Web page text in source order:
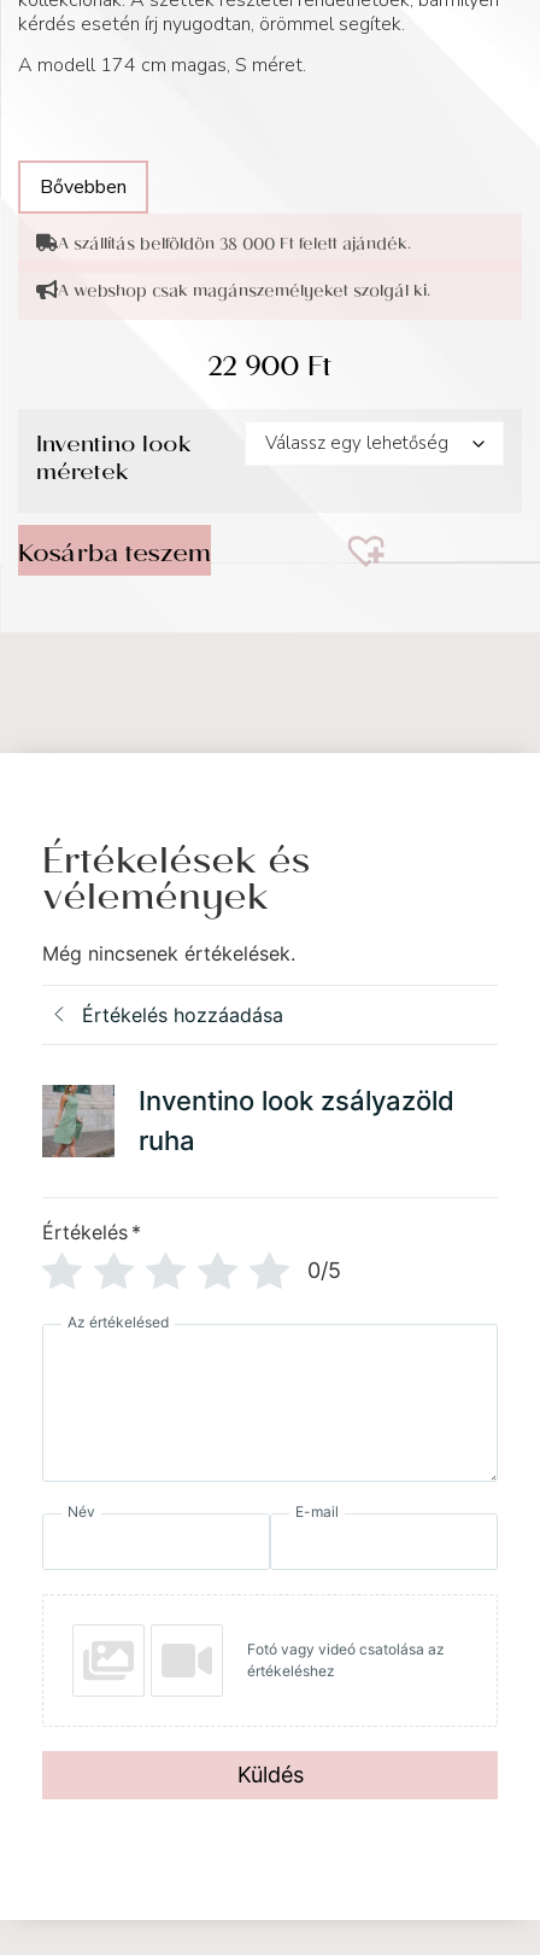
kérdés esetén írj nyugodtan, örömmel segítek.
A modell 174 cm magas, S méret.
Bővebben
A szállítás belföldön 38 000 Ft felett ajándék.
A webshop csak magánszemélyeket szolgál ki.
22 900Ft
Inventino look
méretek
Kosárba teszem
Értékelések és
vélemények
Még nincsenek értékelések.
Értékelés hozzáadása
Inventino look zsályazöld
ruha
Értékelés *
0/5
Az értékelésed
Név E-mail
Fotó vagy videó csatolása az
értékeléshez
Küldés